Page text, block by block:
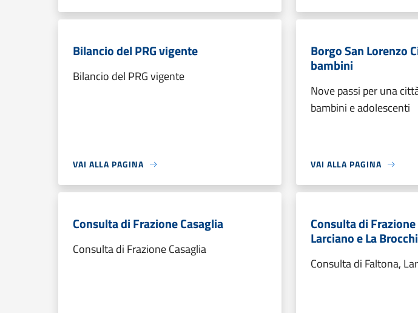
Bilancio del PRG vigente
Bilancio del PRG vigente
VAI ALLA PAGINA
Borgo San Lorenzo
bambini
Nove passi per una
bambini e adolescenti
VAI ALLA PAGINA
Consulta di Frazione Casaglia
Consulta di Frazione Casaglia
Consulta di
Larciano e La Brocchi
Consulta di Faltona,